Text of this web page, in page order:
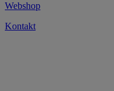
Webshop
Kontakt